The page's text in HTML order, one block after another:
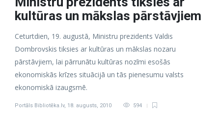
kultūras un mākslas pārstāvjiem
Ceturtdien, 19. augustā, Ministru prezidents Valdis
Dombrovskis tiksies ar kultūras un mākslas nozaru
pārstāvjiem, lai pārrunātu kultūras nozīmi esošās
ekonomiskās krīzes situācijā un tās pienesumu valsts
ekonomiskā izaugsmē.
Portāls Bibliotēka.lv, 18. augusts, 2010 594